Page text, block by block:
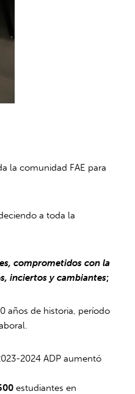
la comunidad FAE para
a toda la
comprometidos con la
inciertos y cambiantes;
años de historia, período
2024 ADP aumentó
estudiantes en